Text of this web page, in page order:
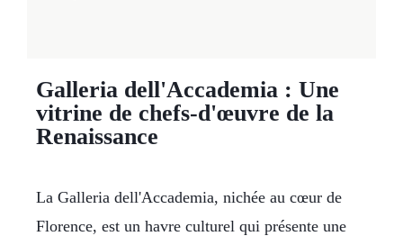
Galleria dell'Accademia : Une
vitrine de chefs-d'œuvre de la
Renaissance
La Galleria dell'Accademia, nichée au cœur de
Florence, est un havre culturel qui présente une